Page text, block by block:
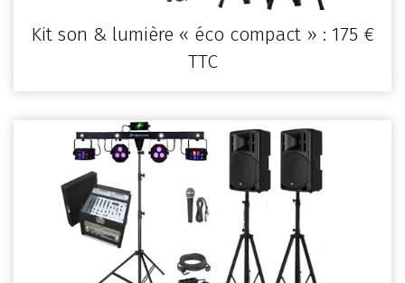
Kit son & lumière « éco compact » : 175 €
TTC